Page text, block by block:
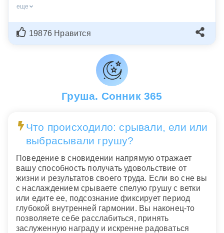
еще
19876 Нравится
Груша. Сонник 365
Что происходило: срывали, ели или
выбрасывали грушу?
Поведение в сновидении напрямую отражает
вашу способность получать удовольствие от
жизни и результатов своего труда. Если во сне вы
с наслаждением срываете спелую грушу с ветки
или едите ее, подсознание фиксирует период
глубокой внутренней гармонии. Вы наконец-то
позволяете себе расслабиться, принять
заслуженную награду и искренне радоваться